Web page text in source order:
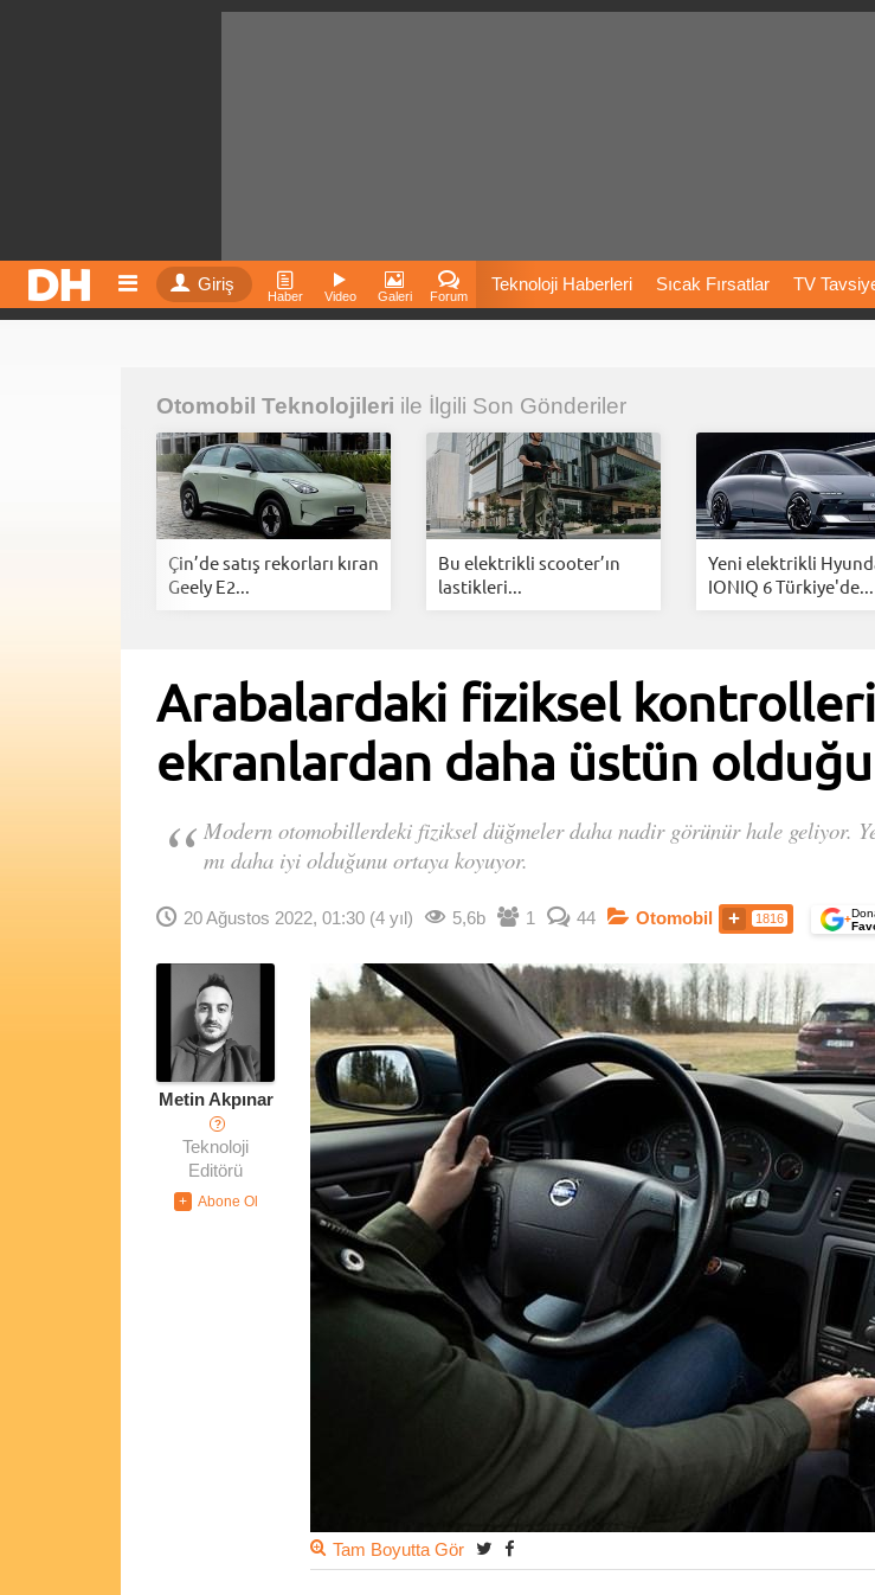
Giriş
Haber Video Galeri Forum
Teknoloji Haberleri Sıcak Fırsatlar TV
Fiyatları Vizyondaki
İnstagram Dondurma İnstagram Çöktü Mü
Otomobil Teknolojileri ile İlgili Son Gönderiler
Çin’de satış rekorları kıran
Geely E2...
Bu elektrikli scooter’ın
lastikleri...
Yeni elektrikli
IONIQ 6 Türkiye'de...
Arabalardaki fiziksel
ekranlardan daha üstün
Modern otomobillerdeki fiziksel düğmeler daha nadir görünür hale geliyor.
mı daha iyi olduğunu ortaya koyuyor.
20 Ağustos 2022, 01:30 (4 yıl) 5,6b 1 44 Otomobil 1816 +
Metin Akpınar
?
Teknoloji
Editörü
Tam Boyutta Gör